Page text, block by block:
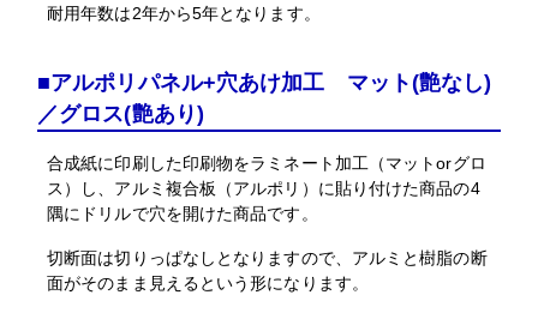
耐用年数は2年から5年となります。
■アルポリパネル+穴あけ加工 マット(艶なし)
／グロス(艶あり)
合成紙に印刷した印刷物をラミネート加工（マットorグロ
ス）し、アルミ複合板（アルポリ）に貼り付けた商品の4
隅にドリルで穴を開けた商品です。
切断面は切りっぱなしとなりますので、アルミと樹脂の断
面がそのまま見えるという形になります。